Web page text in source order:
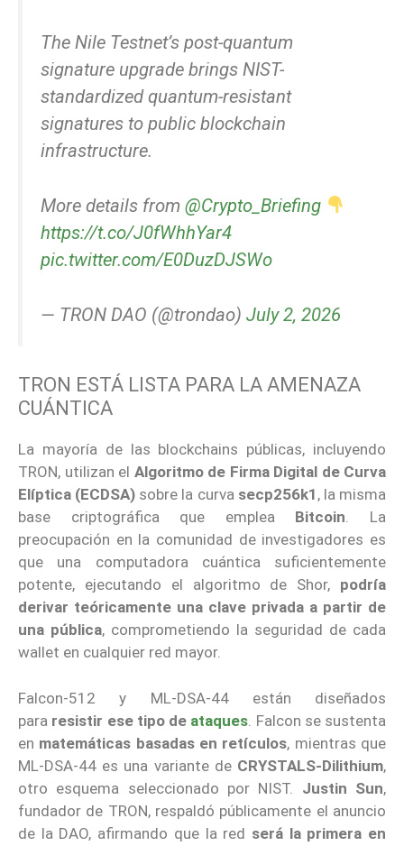
The Nile Testnet’s post-quantum
signature upgrade brings NIST-
standardized quantum-resistant
signatures to public blockchain
infrastructure.
More details from @Crypto_Briefing
https://t.co/J0fWhhYar4
pic.twitter.com/E0DuzDJSWo
— TRON DAO (@trondao) July 2, 2026
TRON ESTÁ LISTA PARA LA AMENAZA
CUÁNTICA
La mayoría de las blockchains públicas, incluyendo
TRON, utilizan el Algoritmo de Firma Digital de Curva
Elíptica (ECDSA) sobre la curva secp256k1 , la misma
base criptográfica que emplea Bitcoin. La
preocupación en la comunidad de investigadores es
que una computadora cuántica suficientemente
potente, ejecutando el algoritmo de Shor, podría
derivar teóricamente una clave privada a partir de
una pública, comprometiendo la seguridad de cada
wallet en cualquier red mayor.
Falcon-512 y ML-DSA-44 están diseñados
para resistir ese tipo de ataques . Falcon se sustenta
en matemáticas basadas en retículos, mientras que
ML-DSA-44 es una variante de CRYSTALS-Dilithium,
otro esquema seleccionado por NIST. Justin Sun,
fundador de TRON, respaldó públicamente el anuncio
de la DAO, afirmando que la red será la primera en